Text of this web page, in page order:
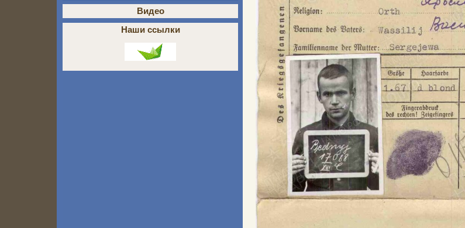
Видео
Наши ссылки